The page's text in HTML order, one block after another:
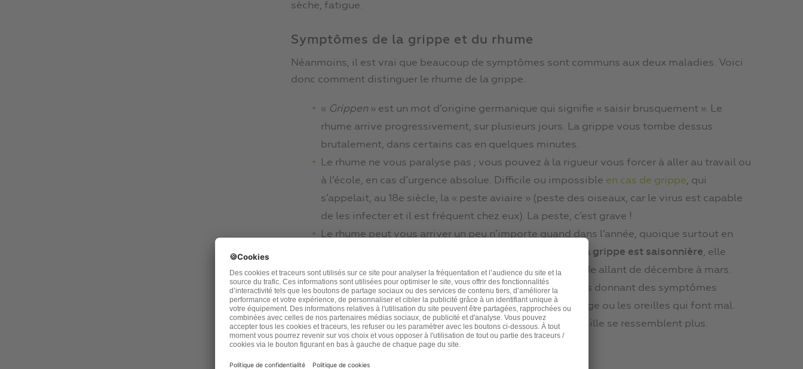
sèche, fatigue.
Symptômes de la grippe et du rhume
Néanmoins, il est vrai que beaucoup de symptômes sont communs aux deux maladies. Voici
donc comment distinguer le rhume de la grippe.
« Grippen » est un mot d’origine germanique qui signifie « saisir brusquement ». Le
rhume arrive progressivement, sur plusieurs jours. La grippe vous tombe dessus
brutalement, dans certains cas en quelques minutes.
Le rhume ne vous paralyse pas ; vous pouvez à la rigueur vous forcer à aller au travail ou
à l’école, en cas d’urgence absolue. Difficile ou impossible en cas de grippe, qui
s’appelait, au 18e siècle, la « peste aviaire » (peste des oiseaux, car le virus est capable
de les infecter et il est fréquent chez eux). La peste, c’est grave !
Le rhume peut vous arriver un peu n’importe quand dans l’année, quoique surtout en
La grippe est saisonnière, elle
fonctionne par épidémies de deux mois, dans la période allant de décembre à mars.
Le rhume peut être provoqué par toutes sortes de virus donnant des symptômes
variés. C’est pourquoi c’est parfois plutôt le nez, la gorge ou les oreilles qui font mal.
Les grippes provoquées par des virus d’une même famille se ressemblent plus.
« Que nul ne me touche ! »